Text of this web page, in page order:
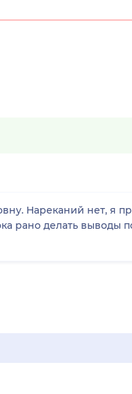
Нареканий нет, я
рано делать выводы